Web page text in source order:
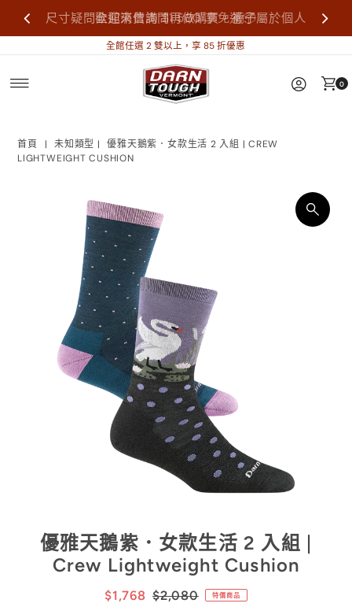
尺寸疑問歡迎來信詢問再做購買，襪子屬於個人
衛生用品，售出不做退換貨。
全館消費滿 $1,500 享免運📦
全館任選 2 雙以上，享 85 折優惠
0
首頁 | 未知類型 |
優雅天鵝紫．女款生活 2 入組 | CREW
LIGHTWEIGHT CUSHION
優雅天鵝紫．女款生活 2 入組 |
Crew Lightweight Cushion
$1,768 $2,080 特價商品